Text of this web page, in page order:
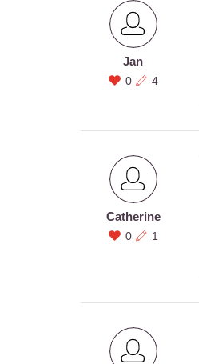
Jan
0 4
Catherine
0 1